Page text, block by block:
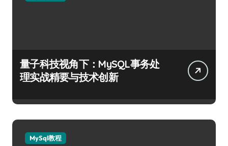
量子科技视角下：MySQL事务处
理实战精要与技术创新
MySql教程